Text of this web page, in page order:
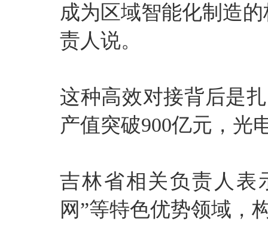
成为区域智能化制造
责人说。
这种高效对接背后是
产值突破900亿元，光
吉林省相关负责人表
网”等特色优势领域，